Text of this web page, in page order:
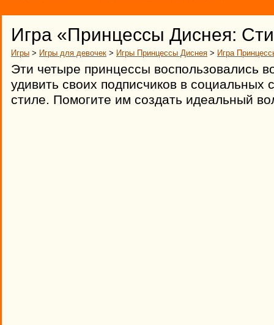
Игра «Принцессы Диснея:
Игры > Игры для девочек > Игры Принцессы Диснея > Игра
Эти четыре принцессы воспользовались
удивить своих подписчиков в социальных
стиле. Помогите им создать идеальный